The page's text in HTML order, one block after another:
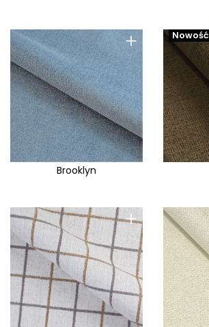
Memphis
Meva
Milli
Mindelo
Modesto
Modone
Modoo
Mono
Monolith
Montreal
Mora
Murano
+
Brooklyn
Nowość
+